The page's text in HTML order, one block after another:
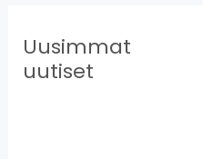
Uusimmat
uutiset